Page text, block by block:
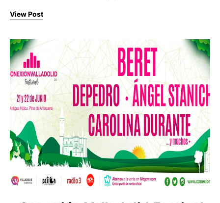
View Post